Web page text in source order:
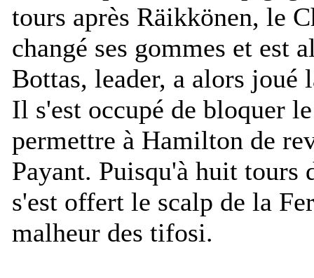
tours après Räikkönen, le
changé ses gommes et est
Bottas, leader, a alors joué
Il s'est occupé de bloquer
permettre à Hamilton de
Payant. Puisqu'à huit
s'est offert le scalp de la
malheur des tifosi.